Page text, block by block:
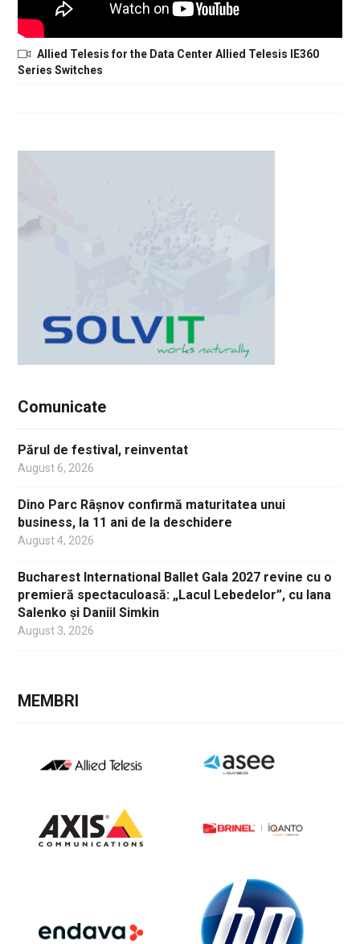
Allied Telesis for the Data Center Allied Telesis IE360
Series Switches
Comunicate
Părul de festival, reinventat
August 6, 2026
Dino Parc Râșnov confirmă maturitatea unui
business, la 11 ani de la deschidere
August 4, 2026
Bucharest International Ballet Gala 2027 revine cu o
premieră spectaculoasă: „Lacul Lebedelor”, cu Iana
Salenko și Daniil Simkin
August 3, 2026
MEMBRI